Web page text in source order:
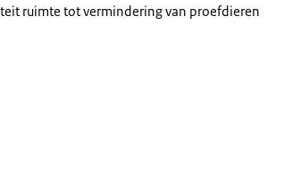
ruimte tot vermindering van proefdieren